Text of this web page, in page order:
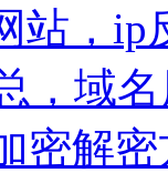
站，ip
，域
密解